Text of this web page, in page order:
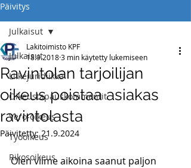
Päivitys
Julkaisut
Liikejuridiikka
Oikeustapauskommentit
Vero-oikeus
Työoikeus
Rikosoikeus
Julkaisut
Ravintolan tarjoilijan
oikeus poistaa asiakas
ravintolasta
Lakitoimisto KPF
18.9.20183 min käytetty lukemiseen
Päivitetty:21.9.2024
Olen viime aikoina saanut paljon